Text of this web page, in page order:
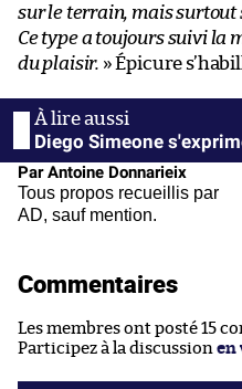
sur le terrain, mais surtout
Ce type a toujours suivi la
du plaisir. » Épicure
Diego Simeone
Par Antoine Donnarieix
Tous propos recueillis par
AD, sauf mention.
Commentaires
Les membres ont posté 15
Participez à la discussion en